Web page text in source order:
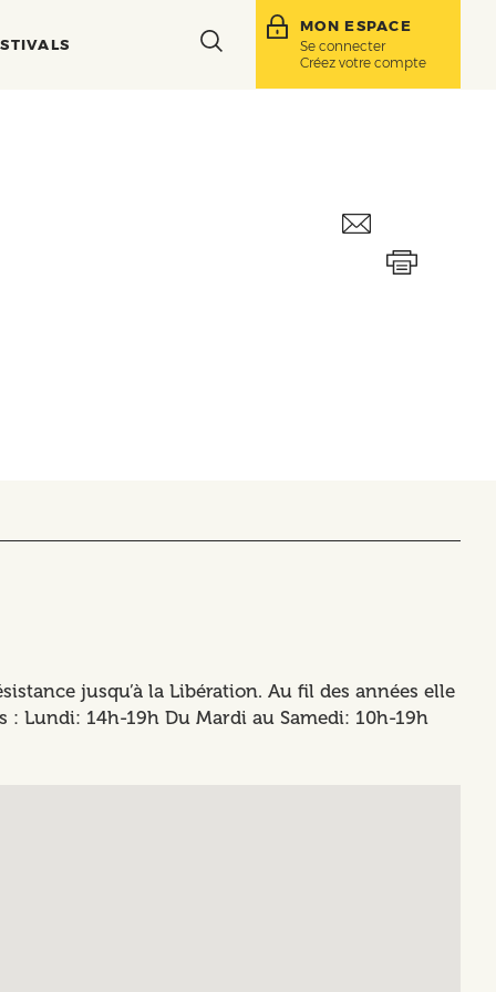
Toggle
MON ESPACE
Se connecter
Créez votre compte
jusqu’à la Libération. Au fil des années elle
Lundi: 14h-19h Du Mardi au Samedi: 10h-19h